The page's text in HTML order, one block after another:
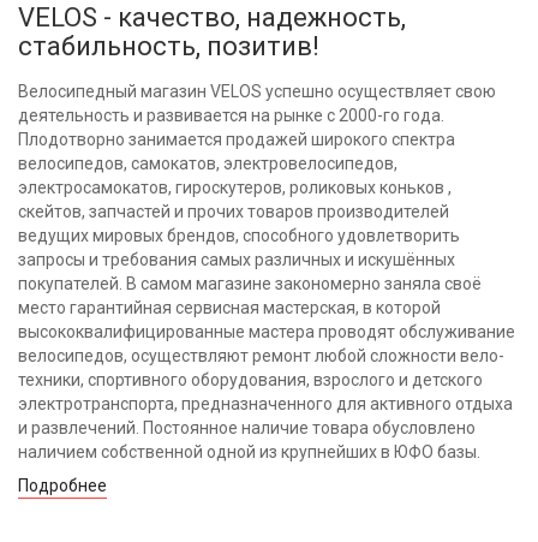
VELOS - качество, надежность,
стабильность, позитив!
Велосипедный магазин VELOS успешно осуществляет свою
деятельность и развивается на рынке с 2000-го года.
Плодотворно занимается продажей широкого спектра
велосипедов, самокатов, электровелосипедов,
электросамокатов, гироскутеров, роликовых коньков ,
скейтов, запчастей и прочих товаров производителей
ведущих мировых брендов, способного удовлетворить
запросы и требования самых различных и искушённых
покупателей. В самом магазине закономерно заняла своё
место гарантийная сервисная мастерская, в которой
высококвалифицированные мастера проводят обслуживание
велосипедов, осуществляют ремонт любой сложности вело-
техники, спортивного оборудования, взрослого и детского
электротранспорта, предназначенного для активного отдыха
и развлечений. Постоянное наличие товара обусловлено
наличием собственной одной из крупнейших в ЮФО базы.
Подробнее